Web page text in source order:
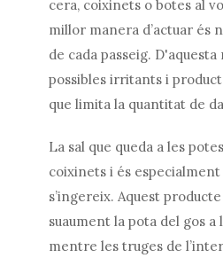
cera, coixinets o botes al
millor manera d’actuar és
de cada passeig.
possibles irritants i
que limita la quantitat de
La sal que queda a les
coixinets i és
s’ingereix. Aquest
suaument la pota del gos a
mentre les truges de